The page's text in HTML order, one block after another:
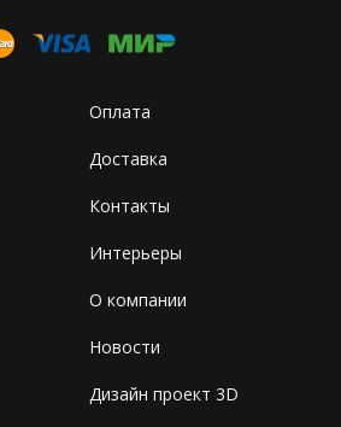
Оплата
Доставка
Контакты
Интерьеры
О компании
Новости
Дизайн проект 3D